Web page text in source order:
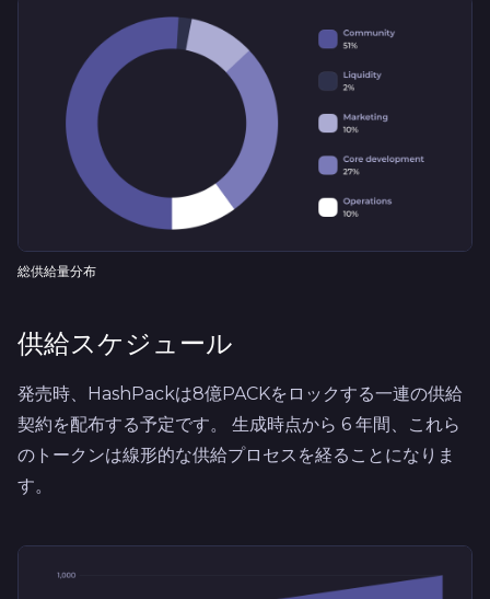
総供給量分布
供給スケジュール
発売時、HashPackは8億PACKをロックする一連の供給
契約を配布する予定です。 生成時点から 6 年間、これら
のトークンは線形的な供給プロセスを経ることになりま
す。